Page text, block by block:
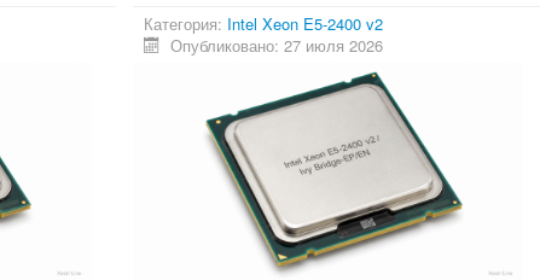
Категория: Intel Xeon E5-2400 v2
Опубликовано: 27 июля 2026